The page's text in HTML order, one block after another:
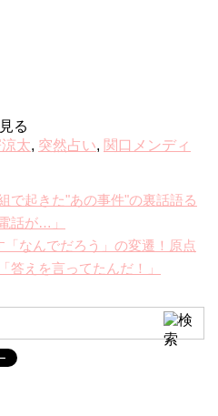
る
太, 突然占い, 関口メンディ
で起きた"あの事件"の裏話語る
話が…」
「なんでだろう」の変遷！原点
答えを言ってたんだ！」